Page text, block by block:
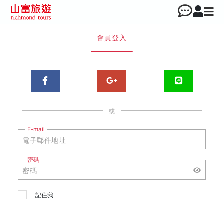
會員登入
或
E-mail
密碼
記住我